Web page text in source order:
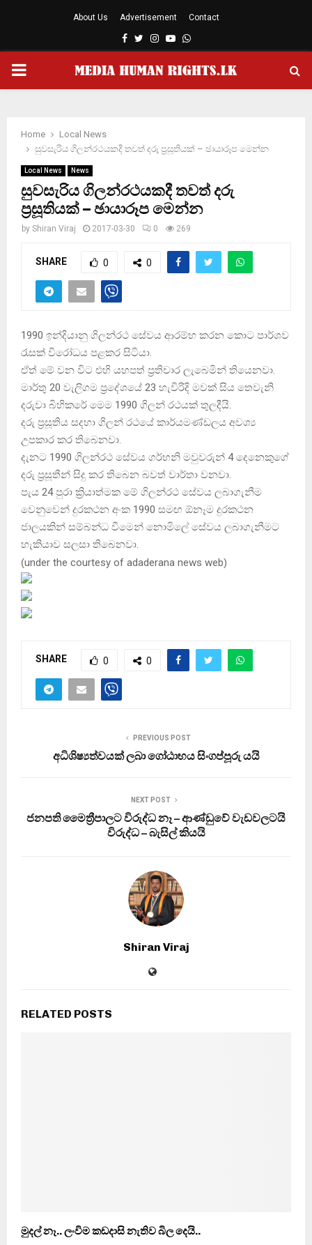
About Us Advertisement Contact
Facebook
TwitterInstagram
YoutubeWhatsapp
PRIMARY
Home
Local News
සුවසැරිය ගිලන්රථයකදී තවත් දරු ප්‍රසූතියක් – ඡායාරූප මෙන්න
Local News News
සුවසැරිය ගිලන්රථයකදී තවත් දරු
ප්‍රසූතියක් – ඡායාරූප මෙන්න
by Shiran Viraj 2017-03-30 0 269
SHARE 0 0
1990 ඉන්දියානු ගිලන්රථ සේවය ආරම්භ කරන කොට පාර්ශව
රැසක් විරෝධය පළකර සිටියා.
ඒත් මේ වන විට එහි යහපත් ප්‍රතිචාර ලැබෙමින් තියෙනවා.
මාර්තු 20 වැලිගම ප්‍රදේශයේ 23 හැවිරිදි මවක් සිය තෙවැනි
දරුවා බිහිකරේ මෙම 1990 ගිලන් රථයක් තුලදීයි.
දරු ප්‍රසූතිය සදහා ගිලන් රථයේ කාර්යමණ්ඩලය අවශ්‍ය
උපකාර කර තිබෙනවා.
දැනට 1990 ගිලන්රථ සේවය ගර්භනි මවුවරුන් 4 දෙනෙකුගේ
දරු ප්‍රසූතීන් සිදු කර තිබෙන බවත් වාර්තා වනවා.
පැය 24 පුරා ක්‍රියාත්මක මේ ගිලන්රථ සේවය ලබාගැනීම
වෙනුවෙන් දුරකථන අංක 1990 සමඟ ඕනෑම දුරකථන
ජාලයකින් සම්බන්ධ වීමෙන් නොමිලේ සේවය ලබාගැනීමට
හැකියාව සලසා තිබෙනවා.
(under the courtesy of adaderana news web)
SHARE 0 0
PREVIOUS POST
අධිශිෂ්‍යත්වයක් ලබා ‍ගෝඨාභය සිංගප්පූරු යයි
NEXT POST
ජනපති මෛත්‍රීපාලට විරුද්ධ නෑ – ආණ්ඩුවේ වැඩවලටයි
විරුද්ධ – බැසිල් කියයි
Shiran Viraj
RELATED POSTS
මුදල් නෑ.. ලංවිම කඩදාසි නැතිව බිල දෙයි..